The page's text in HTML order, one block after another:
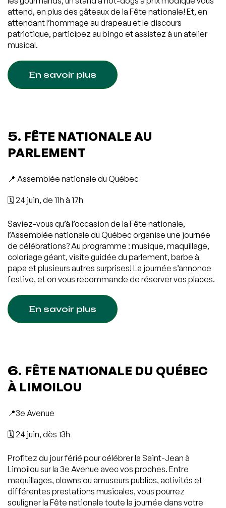
attend, en plus des gâteaux de la Fête nationale! Et, en
attendant l’hommage au drapeau et le discours
patriotique, participez au bingo et assistez à un atelier
musical.
En savoir plus
5. FÊTE NATIONALE AU
PARLEMENT
📍 Assemblée nationale du Québec
🗓️ 24 juin, de 11h à 17h
Saviez-vous qu’à l’occasion de la Fête nationale,
l’Assemblée nationale du Québec organise une journée
de célébrations? Au programme : musique, maquillage,
coloriage géant, visite guidée du parlement, barbe à
papa et plusieurs autres surprises! La journée s’annonce
festive, et on vous recommande de réserver vos places.
En savoir plus
6. FÊTE NATIONALE DU QUÉBEC
À LIMOILOU
📍3e Avenue
🗓️ 24 juin, dès 13h
Profitez du jour férié pour célébrer la Saint-Jean à
Limoilou sur la 3e Avenue avec vos proches. Entre
maquillages, clowns ou amuseurs publics, activités et
différentes prestations musicales, vous pourrez
souligner la Fête nationale toute la journée dans votre